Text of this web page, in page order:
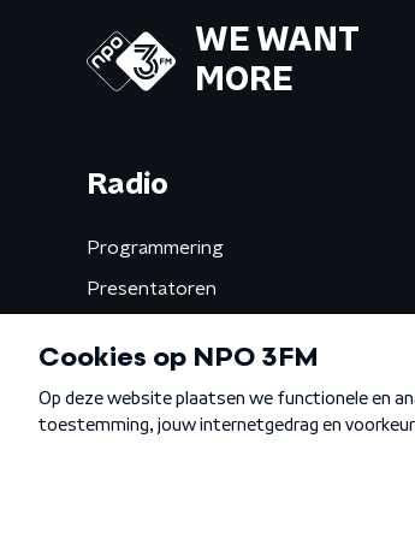
WE WANT
MORE
Radio
Programmering
Presentatoren
Gemist
Algemene voorwaarden Privacybeleid